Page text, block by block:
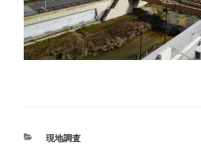
カ
現地調査